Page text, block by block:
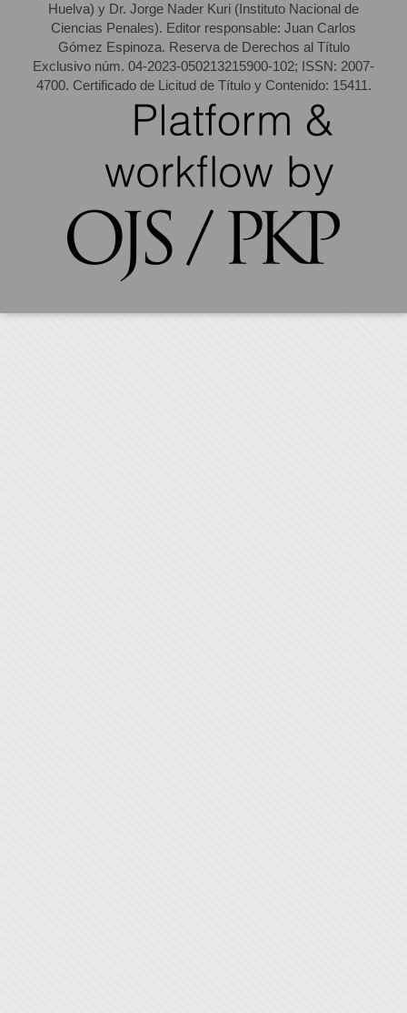
Huelva) y Dr. Jorge Nader Kuri (Instituto Nacional de
Ciencias Penales). Editor responsable: Juan Carlos
Gómez Espinoza. Reserva de Derechos al Título
Exclusivo núm. 04-2023-050213215900-102; ISSN: 2007-
4700. Certificado de Licitud de Título y Contenido: 15411.